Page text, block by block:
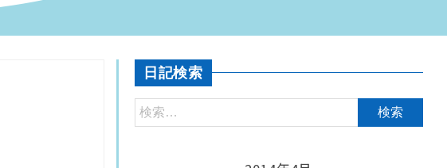
日記検索